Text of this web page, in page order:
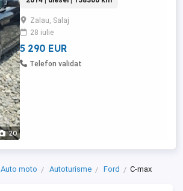
20
parcul nostru, beneficiati de * Transport
gratuit in toata tara si numere rosii din
partea noastra * Numere provizorii *
GARANTIE 1 An de zile inclusa in pret *
Posibilitate de finantare ...
Zalau, Salaj
28 iulie
5 290 EUR
Telefon validat
Auto moto Autoturisme Ford C-max